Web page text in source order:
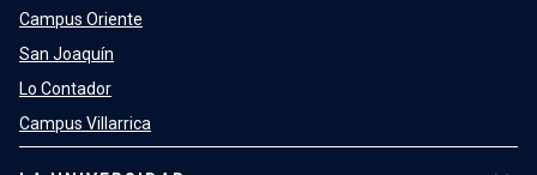
Campus Oriente
San Joaquín
Lo Contador
Campus Villarrica